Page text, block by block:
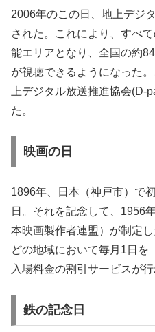
2006年のこの日、地上デジ
された。これにより、すべ
能エリアとなり、全国の約
が視聴できるようになった
上デジタル放送推進協会(D-
た。
映画の日
1896年、日本（神戸市）で
日。それを記念して、1956
本映画製作者連盟）が制定
どの地域において毎月1日を
入場料金の割引サービスが
鉄の記念日